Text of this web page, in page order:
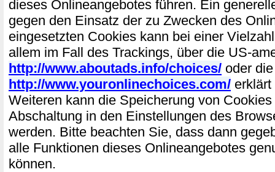
dieses Onlineangebotes führen. Ein
gegen den Einsatz der zu Zwecken des
eingesetzten Cookies kann bei einer
allem im Fall des Trackings, über die US-
http://www.aboutads.info/choices/ oder
http://www.youronlinechoices.com/
Weiteren kann die Speicherung von
Abschaltung in den Einstellungen des
werden. Bitte beachten Sie, dass dann
alle Funktionen dieses Onlineangebotes
können.